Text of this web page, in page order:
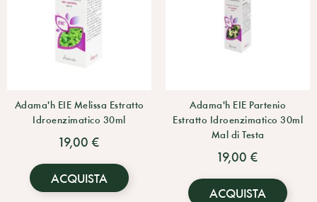
Adama'h EIE Melissa Estratto
Idroenzimatico 30ml
19,00 €
ACQUISTA
Adama'h EIE Partenio
Estratto Idroenzimatico 30ml
Mal di Testa
19,00 €
ACQUISTA